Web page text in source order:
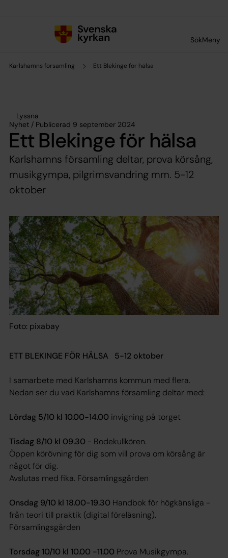
SökMeny
Karlshamns församling Ett Blekinge för hälsa
Lyssna
Nyhet / Publicerad 9 september 2024
Ett Blekinge för hälsa
Karlshamns församling deltar, prova körsång,
musikgympa, pilgrimsvandring mm. 5-12
oktober
Foto: pixabay
ETT BLEKINGE FÖR HÄLSA 5-12 oktober
I samarbete med Karlshamns kommun med flera.
Nedan ser du vad Karlshamns församling deltar med:
Lördag 5/10 kl 10.00-14.00 invigning på torget
Tisdag 8/10 kl 09.30 - Bodekullkören.
Öppen körövning för dig som vill prova om körsång är
något för dig.
Avslutas med fika. Församlingsgården
Onsdag 9/10 kl 18.00-19.30 Handbok för högkänsliga -
från teori till praktik (digital föreläsning).
Församlingsgården
Torsdag 10/10 kl 10.00 -11.00 Prova Musikgympa.